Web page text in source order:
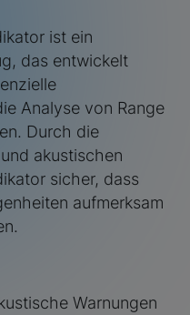
ist ein
das entwickelt
Analyse von Range
Durch die
akustischen
sicher, dass
aufmerksam
Warnungen